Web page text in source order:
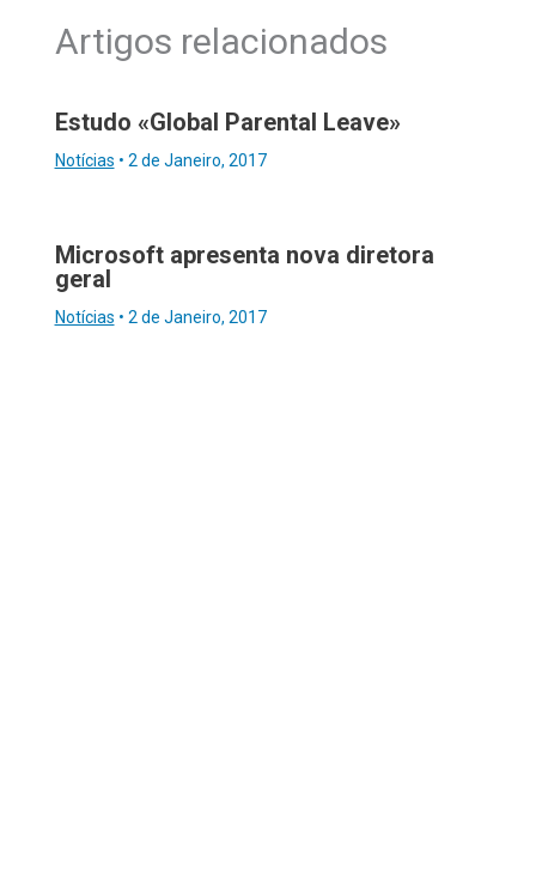
Artigos relacionados
Estudo «Global Parental Leave»
Notícias • 2 de Janeiro, 2017
Microsoft apresenta nova diretora
geral
Notícias • 2 de Janeiro, 2017